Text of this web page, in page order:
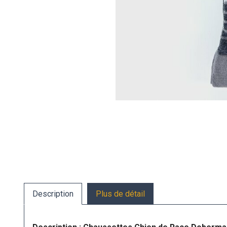
Description Plus de détail